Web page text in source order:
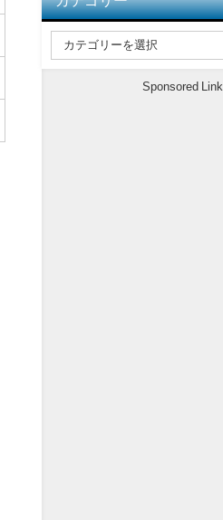
Sponsored Link